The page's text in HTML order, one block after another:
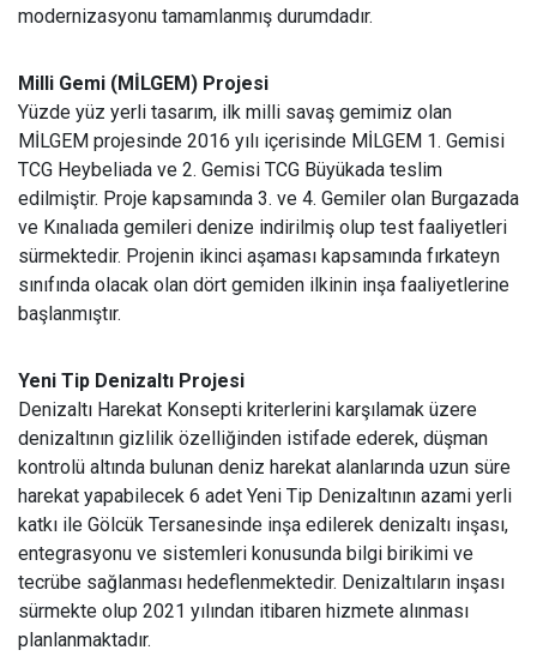
modernizasyonu tamamlanmış durumdadır.
Milli Gemi (MİLGEM) Projesi
Yüzde yüz yerli tasarım, ilk milli savaş gemimiz olan
MİLGEM projesinde 2016 yılı içerisinde MİLGEM 1. Gemisi
TCG Heybeliada ve 2. Gemisi TCG Büyükada teslim
edilmiştir. Proje kapsamında 3. ve 4. Gemiler olan Burgazada
ve Kınalıada gemileri denize indirilmiş olup test faaliyetleri
sürmektedir. Projenin ikinci aşaması kapsamında fırkateyn
sınıfında olacak olan dört gemiden ilkinin inşa faaliyetlerine
başlanmıştır.
Yeni Tip Denizaltı Projesi
Denizaltı Harekat Konsepti kriterlerini karşılamak üzere
denizaltının gizlilik özelliğinden istifade ederek, düşman
kontrolü altında bulunan deniz harekat alanlarında uzun süre
harekat yapabilecek 6 adet Yeni Tip Denizaltının azami yerli
katkı ile Gölcük Tersanesinde inşa edilerek denizaltı inşası,
entegrasyonu ve sistemleri konusunda bilgi birikimi ve
tecrübe sağlanması hedeflenmektedir. Denizaltıların inşası
sürmekte olup 2021 yılından itibaren hizmete alınması
planlanmaktadır.